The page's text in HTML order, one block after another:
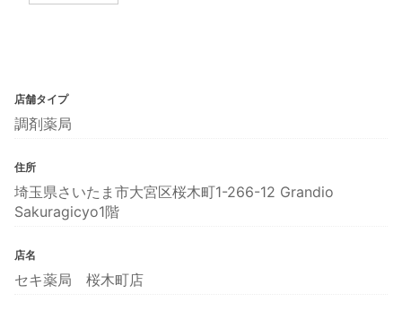
店舗タイプ
調剤薬局
住所
埼玉県さいたま市大宮区桜木町1-266-12 Grandio
Sakuragicyo1階
店名
セキ薬局 桜木町店